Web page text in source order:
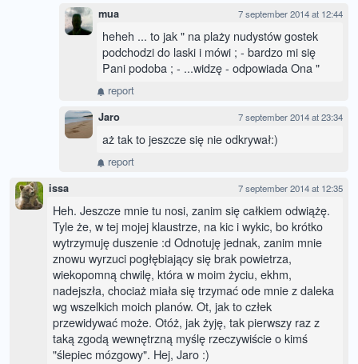
mua 7 september 2014 at 12:44
heheh ... to jak " na plaży nudystów gostek
podchodzi do laski i mówi ; - bardzo mi się
Pani podoba ; - ...widzę - odpowiada Ona "
report
Jaro 7 september 2014 at 23:34
aż tak to jeszcze się nie odkrywał:)
report
issa 7 september 2014 at 12:35
Heh. Jeszcze mnie tu nosi, zanim się całkiem odwiążę.
Tyle że, w tej mojej klaustrze, na kic i wykic, bo krótko
wytrzymuję duszenie :d Odnotuję jednak, zanim mnie
znowu wyrzuci pogłębiający się brak powietrza,
wiekopomną chwilę, która w moim życiu, ekhm,
nadejszła, chociaż miała się trzymać ode mnie z daleka
wg wszelkich moich planów. Ot, jak to człek
przewidywać może. Otóż, jak żyję, tak pierwszy raz z
taką zgodą wewnętrzną myślę rzeczywiście o kimś
"ślepiec mózgowy". Hej, Jaro :)